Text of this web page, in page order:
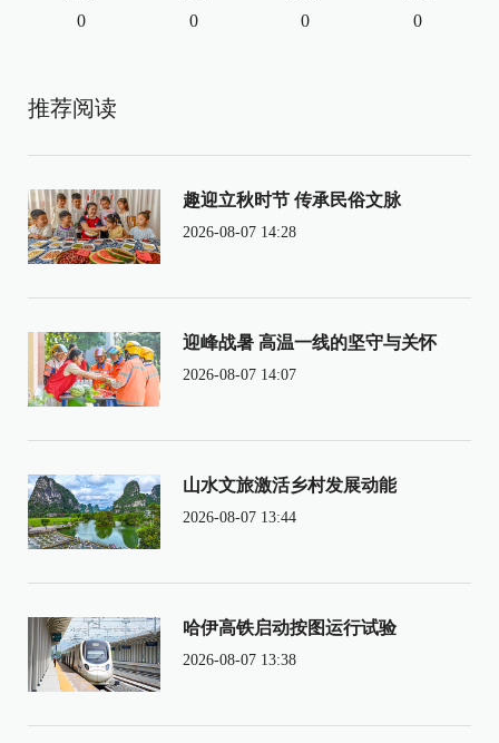
0 0 0 0
推荐阅读
趣迎立秋时节 传承民俗文脉
2026-08-07 14:28
迎峰战暑 高温一线的坚守与关怀
2026-08-07 14:07
山水文旅激活乡村发展动能
2026-08-07 13:44
哈伊高铁启动按图运行试验
2026-08-07 13:38